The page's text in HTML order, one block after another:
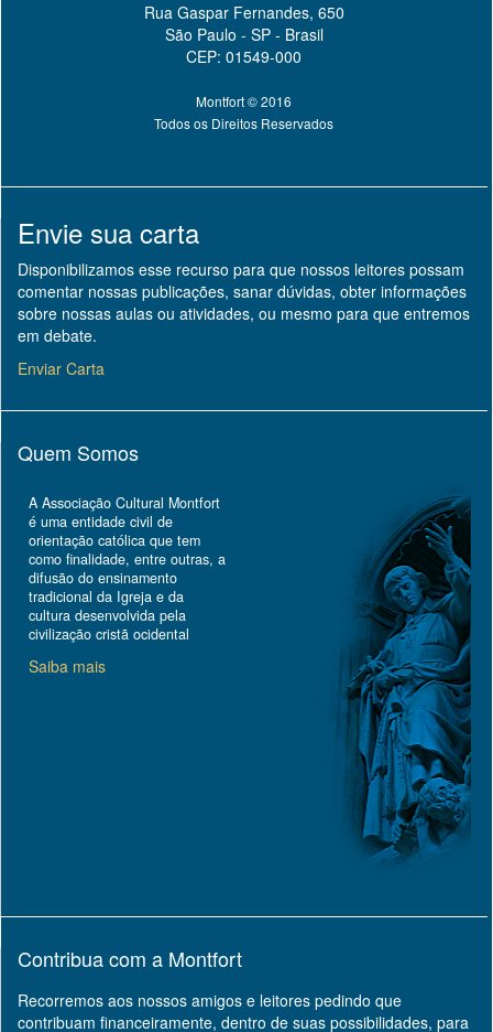
Rua Gaspar Fernandes, 650
São Paulo - SP - Brasil
CEP: 01549-000
Montfort © 2016
Todos os Direitos Reservados
Envie sua carta
Disponibilizamos esse recurso para que nossos leitores possam
comentar nossas publicações, sanar dúvidas, obter informações
sobre nossas aulas ou atividades, ou mesmo para que entremos
em debate.
Enviar Carta
Quem Somos
A Associação Cultural Montfort
é uma entidade civil de
orientação católica que tem
como finalidade, entre outras, a
difusão do ensinamento
tradicional da Igreja e da
cultura desenvolvida pela
civilização cristã ocidental
Saiba mais
Contribua com a Montfort
Recorremos aos nossos amigos e leitores pedindo que
contribuam financeiramente, dentro de suas possibilidades, para